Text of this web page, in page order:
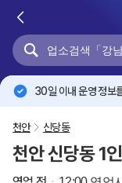
30일 이내 운영 정보
천안 신당동
천안 신당동 1